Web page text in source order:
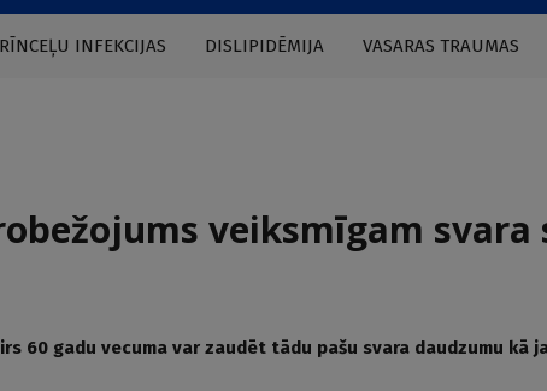
INFEKCIJAS DISLIPIDĒMIJA VASARAS TRAUMAS
veiksmīgam
60 gadu vecuma var zaudēt tādu pašu svara daudzumu kā